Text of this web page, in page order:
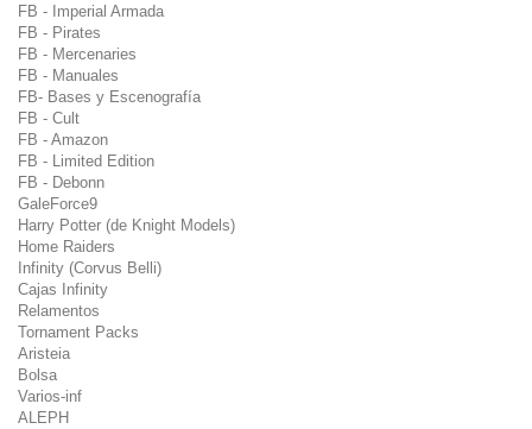
FB - Imperial Armada
FB - Pirates
FB - Mercenaries
FB - Manuales
FB- Bases y Escenografía
FB - Cult
FB - Amazon
FB - Limited Edition
FB - Debonn
GaleForce9
Harry Potter (de Knight Models)
Home Raiders
Infinity (Corvus Belli)
Cajas Infinity
Relamentos
Tornament Packs
Aristeia
Bolsa
Varios-inf
ALEPH